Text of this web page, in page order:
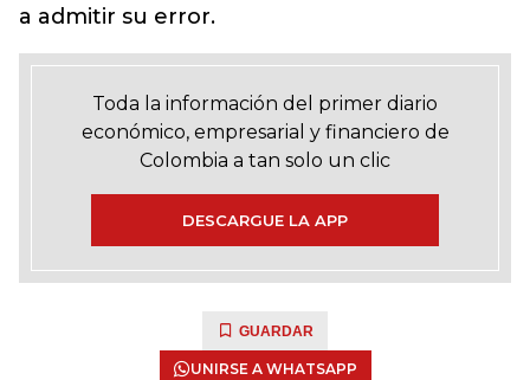
a admitir su error.
Toda la información del primer diario
económico, empresarial y financiero de
Colombia a tan solo un clic
DESCARGUE LA APP
GUARDAR
UNIRSE A WHATSAPP